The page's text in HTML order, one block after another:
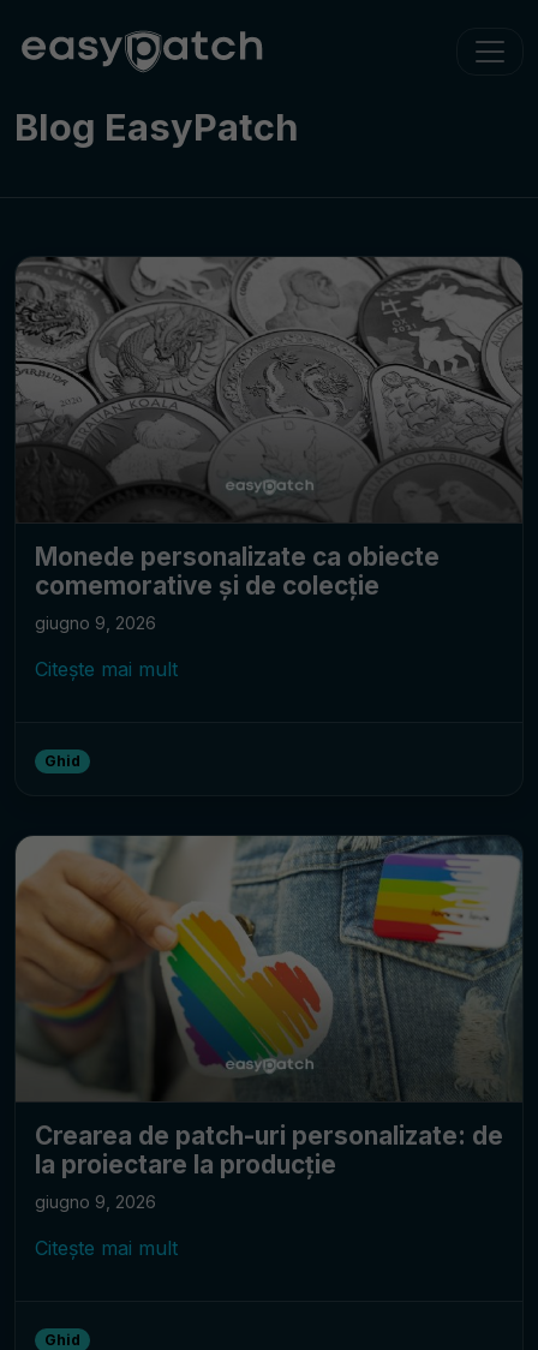
Blog EasyPatch
Monede personalizate ca obiecte
comemorative și de colecție
giugno 9, 2026
Citește mai mult
Ghid
Crearea de patch-uri personalizate: de
la proiectare la producție
giugno 9, 2026
Citește mai mult
Ghid